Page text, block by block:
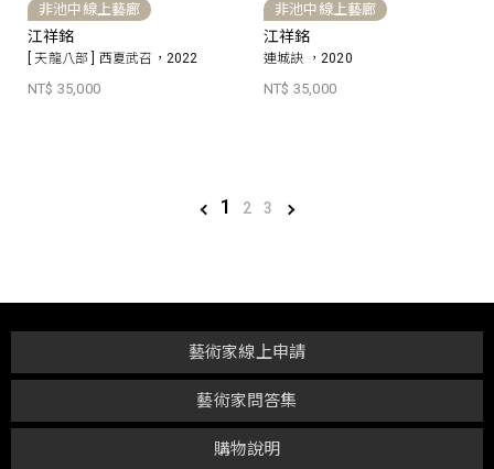
非池中線上藝廊
江祥銘
[ 天龍八部 ] 西夏武召，2022
NT$ 35,000
非池中線上藝廊
江祥銘
連城訣 ，2020
NT$ 35,000
1 2 3
購物說明
藝術家問答集
藝術家線上申請